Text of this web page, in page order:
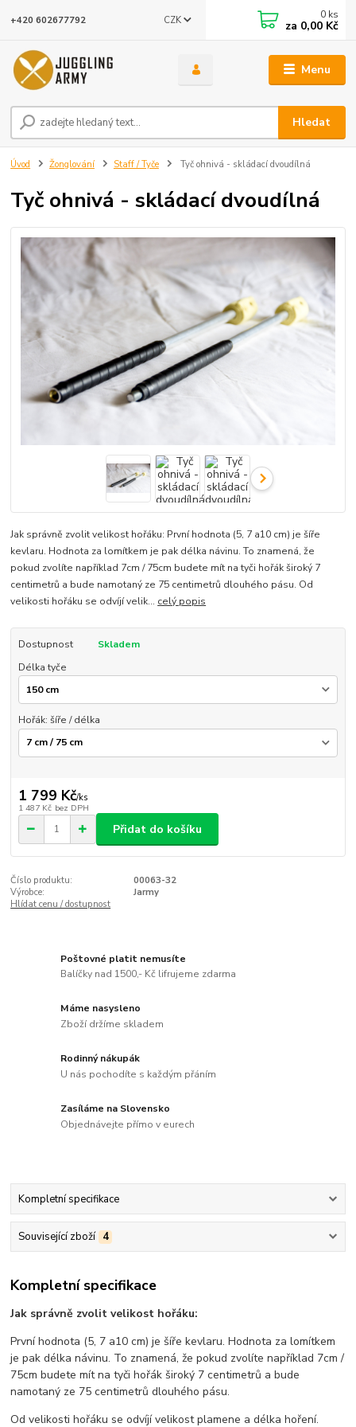
Menu
CZK
Hledat
+420 602677792 0 ks
za 0,00 Kč
Úvod Žonglování Staff / Tyče Tyč ohnivá - skládací dvoudílná
Tyč ohnivá - skládací dvoudílná
Jak správně zvolit velikost hořáku: První hodnota (5, 7 a10 cm) je šíře
kevlaru. Hodnota za lomítkem je pak délka návinu. To znamená, že
pokud zvolíte například 7cm / 75cm budete mít na tyči hořák široký 7
centimetrů a bude namotaný ze 75 centimetrů dlouhého pásu. Od
velikosti hořáku se odvíjí velik... celý popis
Dostupnost
Skladem
Délka tyče
Hořák: šíře / délka
1 799 Kč/ks
1 487 Kč bez DPH
Přidat do košíku
Číslo produktu:
00063-32
Výrobce:
Jarmy
Hlídat cenu / dostupnost
Poštovné platit nemusíte
Balíčky nad 1500,- Kč lifrujeme zdarma
Máme nasysleno
Zboží držíme skladem
Rodinný nákupák
U nás pochodíte s každým přáním
Zasíláme na Slovensko
Objednávejte přímo v eurech
Kompletní specifikace
Související zboží 4
Kompletní specifikace
Jak správně zvolit velikost hořáku:
První hodnota (5, 7 a10 cm) je šíře kevlaru. Hodnota za lomítkem
je pak délka návinu. To znamená, že pokud zvolíte například 7cm /
75cm budete mít na tyči hořák široký 7 centimetrů a bude
namotaný ze 75 centimetrů dlouhého pásu.
Od velikosti hořáku se odvíjí velikost plamene a délka hoření.